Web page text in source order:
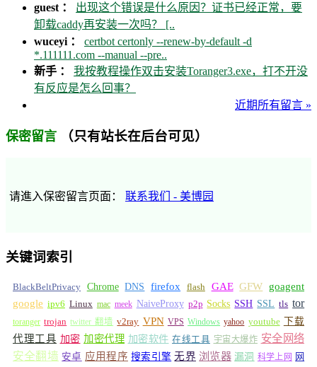
guest ： 出现这个错误是什么原因？证书已经正常，要
卸载caddy再安装一次吗？ [..
wuceyi ： certbot certonly --renew-by-default -d
*.111111.com --manual --pre..
新手 ： 我按教程操作双击安装Toranger3.exe，打不开没
有反应是怎么回事？
近期所有留言 »
保密留言 （只有站长在后台可见）
请進入保密留言页面： 联系我们 - 美博园
关键词索引
BlackBeltPrivacy Chrome DNS firefox flash GAE GFW
goagent
google ipv6 Linux mac meek NaiveProxy p2p Socks SSH SSL tls tor
toranger trojan twitter 翻墙 v2ray VPN VPS Windows yahoo youtube 下载
代理工具 加密 加密代理 加密软件 在线工具 宇宙大爆炸 安全网络
安全翻墙 安卓 应用程序 搜索引擎 无界 浏览器 漏洞 科学上网 网